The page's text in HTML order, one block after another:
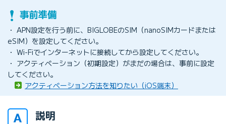
・ APN設定を行う前に、BIGLOBEのSIM（nanoSIMカードまたは
eSIM）を設定してください。
・ Wi-Fiでインターネットに接続してから設定してください。
・ アクティベーション（初期設定）がまだの場合は、事前に設定
してください。
アクティベーション方法を知りたい（iOS端末）
説明